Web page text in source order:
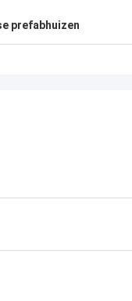
prefabhuizen